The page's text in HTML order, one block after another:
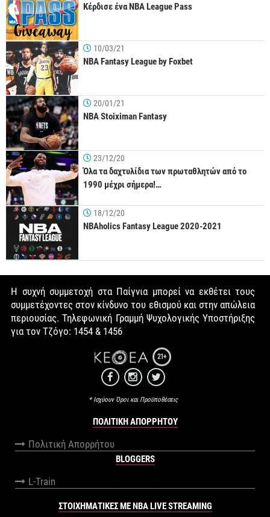
Κέρδισε ένα NBA League Pass
10/03/21
NBA Fantasy League by Foxbet
20/01/21
NBA Stoiximan Fantasy
23/12/20
Όλα τα δαχτυλίδια των πρωταθλητών από το
1990 μέχρι σήμερα!…
18/12/20
NBAholics Fantasy League 2020-2021
Η συχνή συμμετοχή στα Παίγνια μπορεί να εκθέτει τους
συμμετέχοντες στον κίνδυνο του εθισμού και στην απώλεια
περιουσίας. Τηλεφωνική Γραμμή Ψυχολογικής Υποστήριξης
για τον Τζόγο: 1454 & 1456
21+
* Ισχύουν Όροι και Προϋποθέσεις
ΠΟΛΙΤΙΚΉ ΑΠΟΡΡΉΤΟΥ
Πολιτική Απορρήτου
BLOGGERS
L-Train
ΣΤΟΙΧΗΜΑΤΙΚΕΣ ΜΕ NBA LIVE STREAMING